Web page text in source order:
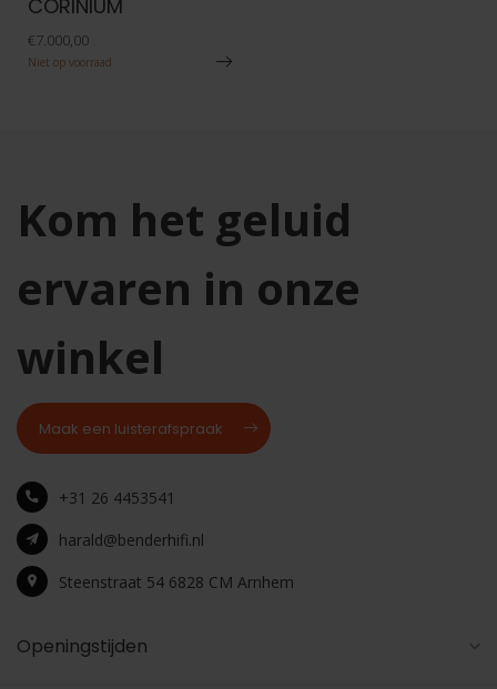
CORINIUM
€7.000,00
Niet op voorraad
Kom het geluid
ervaren in onze
winkel
Maak een luisterafspraak
+31 26 4453541
harald@benderhifi.nl
Steenstraat 54 6828 CM Arnhem
Openingstijden